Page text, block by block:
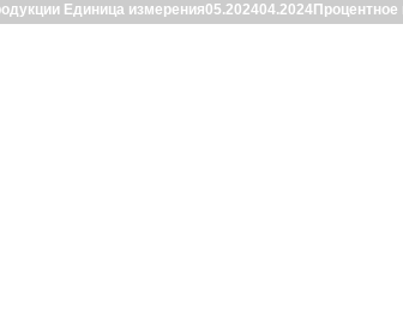
Единица измерения05.202404.2024Процентное